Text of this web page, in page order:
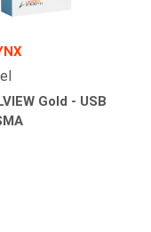
Gold - USB